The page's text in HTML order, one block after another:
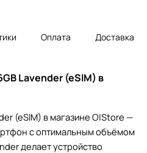
Оплата Доставка
Lavender (eSIM) в
(eSIM) в магазине O|Store —
с оптимальным объёмом
делает устройство